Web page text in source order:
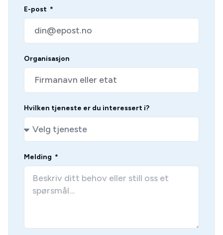
E-post
Organisasjon
Hvilken tjeneste er du interessert i?
Melding